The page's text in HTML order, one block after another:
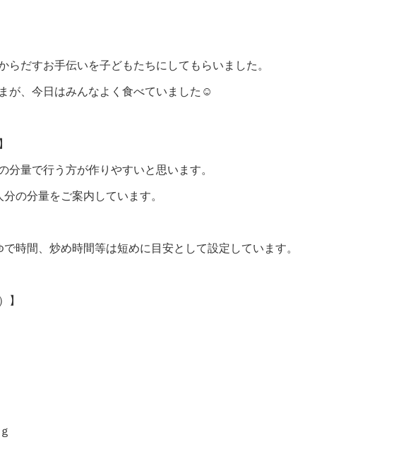
らだすお手伝いを子どもたちにしてもらいました。
が、今日はみんなよく食べていました☺
分量で行う方が作りやすいと思います。
の分量をご案内しています。
時間、炒め時間等は短めに目安として設定しています。
】